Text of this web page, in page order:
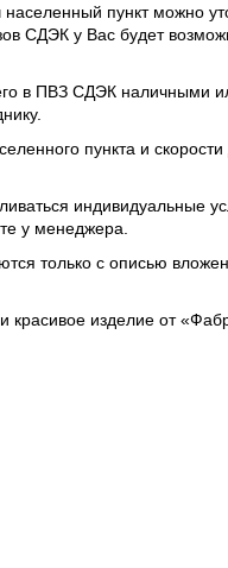
пункт можно
СДЭК у Вас будет
в ПВЗ СДЭК наличными
пункта и скорости
индивидуальные
у менеджера.
только с описью
красивое изделие от